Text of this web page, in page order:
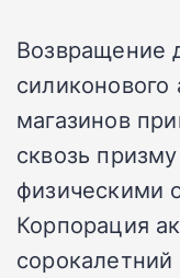
Возвращение
силиконового
магазинов
сквозь
физическими
Корпорация